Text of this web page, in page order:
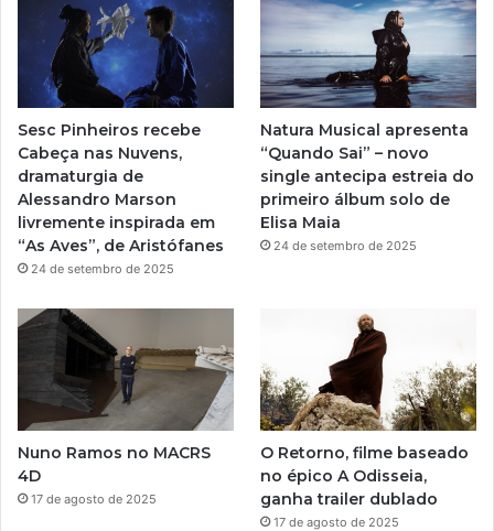
e
g
r
a
m
Sesc Pinheiros recebe
Cabeça nas Nuvens,
dramaturgia de
Alessandro Marson
livremente inspirada em
“As Aves”, de Aristófanes
24 de setembro de 2025
Natura Musical apresenta
“Quando Sai” – novo
single antecipa estreia do
primeiro álbum solo de
Elisa Maia
24 de setembro de 2025
Nuno Ramos no MACRS
4D
17 de agosto de 2025
O Retorno, filme baseado
no épico A Odisseia,
ganha trailer dublado
17 de agosto de 2025